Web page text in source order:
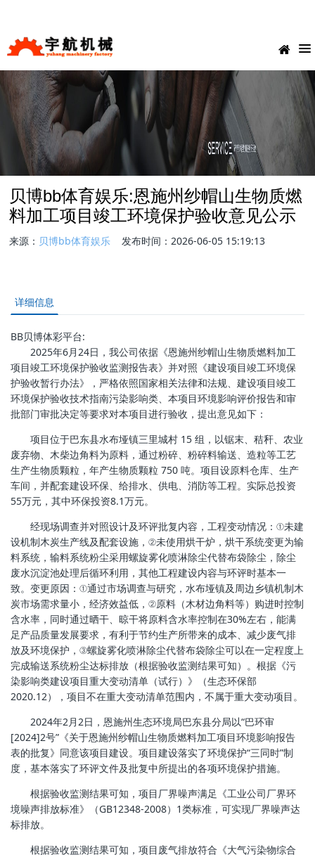
贝博bb体育娱乐:恩施州纱帽山生物质燃
料加工项目竣工环境保护验收意见公示
来源： 贝博bb体育娱乐 发布时间：2026-06-05 15:19:13
详细信息
BB贝博体彩平台:
2025年6月24日，我公司依据《恩施州纱帽山生物质燃料加工
项目竣工环境保护验收监测报告表》并对照《建设项目竣工环境保
护验收暂行办法》，严格依照国家相关法律和法规、建设项目竣工
环境保护验收技术指南污染影响类、本项目环境影响评价报告和审
批部门审批决定等要求对本项目进行验收，提出意见如下：
项目位于巴东县水布垭镇三里城村 15 组，以锯末、秸秆、农业
废弃物、木柴边角料为原料，通过粉碎、粉碎料输送、造粒等工艺
生产生物质颗粒，年产生物质颗粒 750 吨。项目设原料仓库、生产
车间，并配套建设环保、给排水、供电、消防等工程。实际总投资
55万元，其中环保投资8.1万元。
经现场调查并对照设计及环评批复内容，工程变动情况：①未建
设机制木炭生产线及配套设施，②未使用烘干炉，烘干系统变更为输
料系统，输料系统粉尘采用螺旋雾化喷淋除尘代替布袋除尘，除尘
废水沉淀池处理后循环利用，其他工程建设内容与环评时基本一
致。变更原因：①通过市场调查与研究，水布垭镇及周边乡镇机制木
炭市场需求量小，经济效益低，②原料（木材边角料等）购进时控制
含水率，同时通过晒干、晾干将原料含水率控制在30%左右，能满
足产品质量发展要求，有利于节约生产所带来的成本、减少废气排
放及环境保护，③螺旋雾化喷淋除尘代替布袋除尘可以在一定程度上
完成输送系统粉尘达标排放（根据验收监测结果可知）。根据《污
染影响类建设项目重大变动清单（试行）》（生态环保部
2020.12），项目不在重大变动清单范围内，不属于重大变动项目。
2024年2月2日，恩施州生态环境局巴东县分局以“巴环审
[2024]2号”《关于恩施州纱帽山生物质燃料加工项目环境影响报告
表的批复》同意该项目建设。项目建设落实了环境保护“三同时”制
度，基本落实了环评文件及批复中所提出的各项环境保护措施。
根据验收监测结果可知，项目厂界噪声满足《工业公司厂界环
境噪声排放标准》（GB12348-2008）1类标准，可实现厂界噪声达
标排放。
根据验收监测结果可知，项目废气排放符合《大气污染物综合